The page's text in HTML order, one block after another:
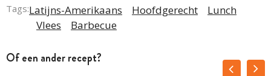
Tags:Latijns-Amerikaans Hoofdgerecht
Lunch
Vlees
Barbecue
Of een ander recept?